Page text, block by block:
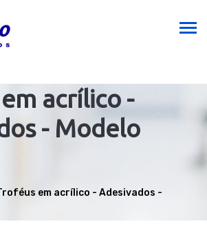
acrílico -
- Modelo
em acrílico - Adesivados -